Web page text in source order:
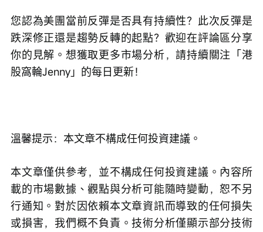
您認為美團當前反彈是否具有持續性？此次反彈是
跌深修正還是趨勢反轉的起點？歡迎在評論區分享
你的見解。想獲取更多市場分析，請持續關注「港
股窩輪Jenny」的每日更新！
溫馨提示：本文章不構成任何投資建議。
本文章僅供參考，並不構成任何投資建議。內容所
載的市場數據、觀點與分析可能隨時變動，恕不另
行通知。對於因依賴本文章資訊而導致的任何損失
或損害，我們概不負責。技術分析僅顯示部分技術